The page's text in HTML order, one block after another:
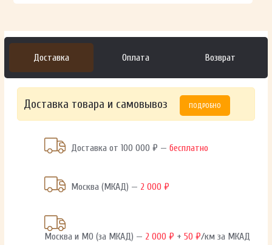
Доставка Оплата Возврат
Доставка товара и самовывоз ПОДРОБНО
Доставка от 100 000 ₽ —бесплатно
Москва (МКАД) — 2 000 ₽
Москва и МО (за МКАД) — 2 000 ₽ +50 ₽/км за МКАД